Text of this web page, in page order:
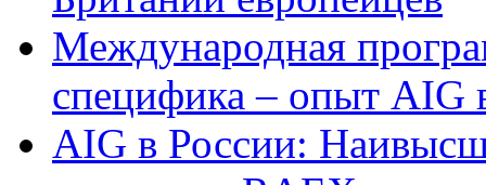
Международная
специфика – опыт AIG
AIG в России: